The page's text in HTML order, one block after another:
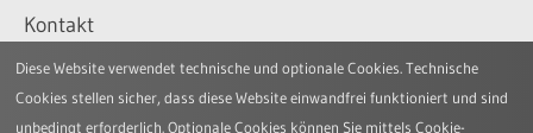
Kontakt
Studio Hamburg Design Works GmbH
22045 Hamburg
Diese Website verwendet technische und optionale Cookies. Technische
Cookies stellen sicher, dass diese Website einwandfrei funktioniert und sind
unbedingt erforderlich. Optionale Cookies können Sie mittels Cookie-